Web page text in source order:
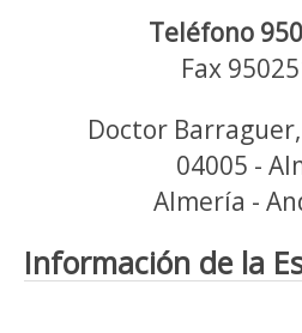
Teléfono
Fax
Doctor
04005 -
Almería -
Información de la